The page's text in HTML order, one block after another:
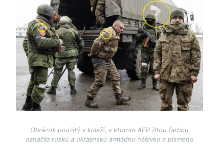
Obrázok použitý v koláži, v ktorom AFP žltou farbou
označila ruskú a ukrajinskú armádnu nášivku a písmeno